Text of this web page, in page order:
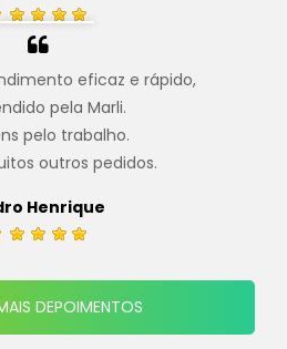
eficaz e rápido,
pela Marli.
pelo trabalho.
outros pedidos.
Henrique
DEPOIMENTOS